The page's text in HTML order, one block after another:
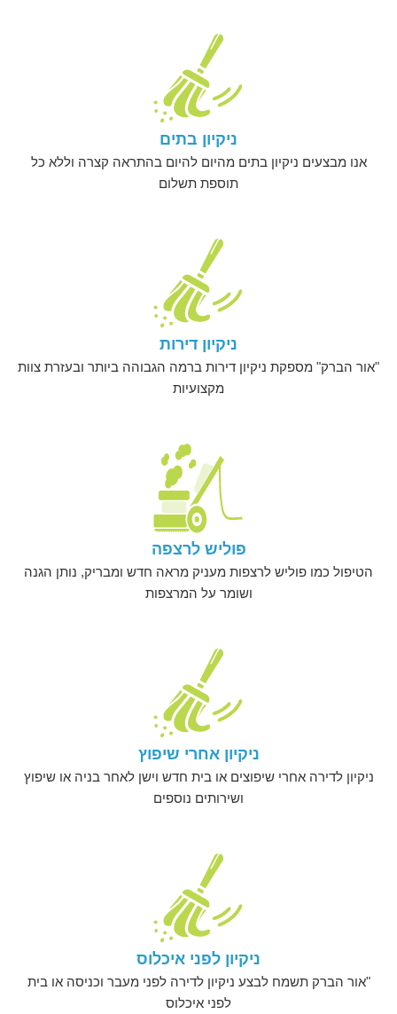
ניקיון בתים
אנו מבצעים ניקיון בתים מהיום להיום בהתראה קצרה וללא כל
תוספת תשלום
ניקיון דירות
"אור הברק" מספקת ניקיון דירות ברמה הגבוהה ביותר ובעזרת צוות
מקצועיות
פוליש לרצפה
הטיפול כמו פוליש לרצפות מעניק מראה חדש ומבריק, נותן הגנה
ושומר על המרצפות
ניקיון אחרי שיפוץ
ניקיון לדירה אחרי שיפוצים או בית חדש וישן לאחר בניה או שיפוץ
ושירותים נוספים
ניקיון לפני איכלוס
"אור הברק תשמח לבצע ניקיון לדירה לפני מעבר וכניסה או בית
לפני איכלוס